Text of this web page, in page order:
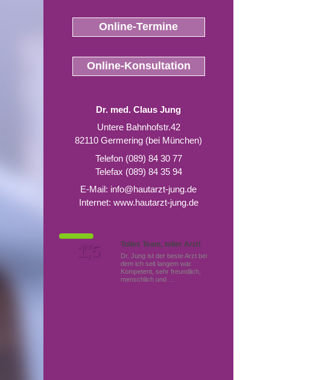
Online-Termine
Online-Konsultation
Dr. med. Claus Jung
Untere Bahnhofstr.42
82110 Germering (bei München)
Telefon (089) 84 30 77
Telefax (089) 84 35 94
E-Mail: info@hautarzt-jung.de
Internet: www.hautarzt-jung.de
Tolles Team, toller Arzt!
Dr. Jung ist der beste Arzt bei
dem ich seit langem war.
Kompetent, sehr freundlich,
menschlich und …
Von Patienten
bewertet mit
Note
1,5